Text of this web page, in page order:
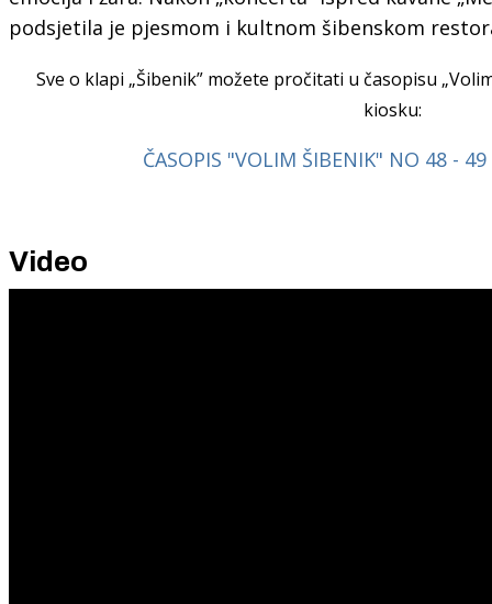
podsjetila je pjesmom i kultnom šibenskom
Sve o klapi „Šibenik” možete pročitati u časopisu
kiosku:
ČASOPIS "VOLIM ŠIBENIK" NO 48 -
Video